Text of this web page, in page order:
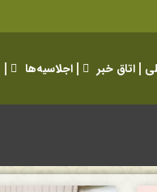
اتاق خبر اجلاسیه‌ها